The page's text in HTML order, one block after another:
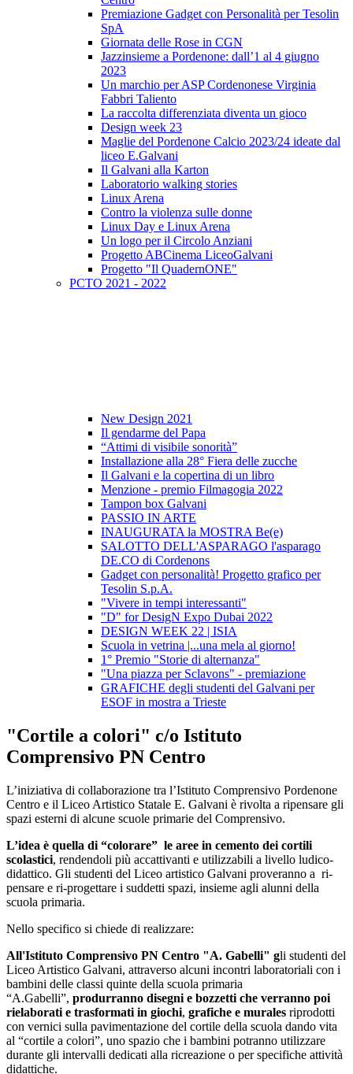
Premiazione Gadget con Personalità per Tesolin
SpA
Giornata delle Rose in CGN
Jazzinsieme a Pordenone: dall’1 al 4 giugno
2023
Un marchio per ASP Cordenonese Virginia
Fabbri Taliento
La raccolta differenziata diventa un gioco
Design week 23
Maglie del Pordenone Calcio 2023/24 ideate dal
liceo E.Galvani
Il Galvani alla Karton
Laboratorio walking stories
Linux Arena
Contro la violenza sulle donne
Linux Day e Linux Arena
Un logo per il Circolo Anziani
Progetto ABCinema LiceoGalvani
Progetto "Il QuadernONE"
PCTO 2021 - 2022
New Design 2021
Il gendarme del Papa
“Attimi di visibile sonorità”
Installazione alla 28° Fiera delle zucche
Il Galvani e la copertina di un libro
Menzione - premio Filmagogia 2022
Tampon box Galvani
PASSIO IN ARTE
INAUGURATA la MOSTRA Be(e)
SALOTTO DELL'ASPARAGO l'asparago
DE.CO di Cordenons
Gadget con personalità! Progetto grafico per
Tesolin S.p.A.
"Vivere in tempi interessanti"
"D" for DesigN Expo Dubai 2022
DESIGN WEEK 22 | ISIA
Scuola in vetrina |...una mela al giorno!
1° Premio "Storie di alternanza"
"Una piazza per Sclavons" - premiazione
GRAFICHE degli studenti del Galvani per
ESOF in mostra a Trieste
"Cortile a colori" c/o Istituto
Comprensivo PN Centro
L’iniziativa di collaborazione tra l’Istituto Comprensivo Pordenone
Centro e il Liceo Artistico Statale E. Galvani è rivolta a ripensare gli
spazi esterni di alcune scuole primarie del Comprensivo.
L’idea è quella di “colorare” le aree in cemento dei cortili
scolastici, rendendoli più accattivanti e utilizzabili a livello ludico-
didattico. Gli studenti del Liceo artistico Galvani proveranno a ri-
pensare e ri-progettare i suddetti spazi, insieme agli alunni della
scuola primaria.
Nello specifico si chiede di realizzare:
All'Istituto Comprensivo PN Centro "A. Gabelli" gli studenti del
Liceo Artistico Galvani, attraverso alcuni incontri laboratoriali con i
bambini delle classi quinte della scuola primaria
“A.Gabelli”, produrranno disegni e bozzetti che verranno poi
rielaborati e trasformati in giochi, grafiche e murales riprodotti
con vernici sulla pavimentazione del cortile della scuola dando vita
al “cortile a colori”, uno spazio che i bambini potranno utilizzare
durante gli intervalli dedicati alla ricreazione o per specifiche attività
didattiche.